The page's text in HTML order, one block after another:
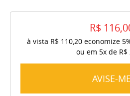
R$
à vista R$ 110,20economize
ou em 5x de R$
AVISE-ME